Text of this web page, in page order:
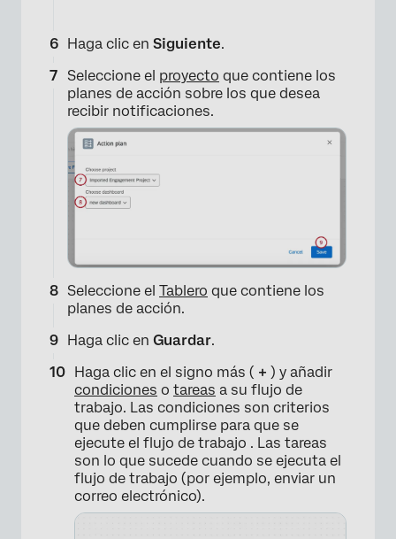
×
Haga clic en Siguiente.
Seleccione el proyecto que contiene los
planes de acción sobre los que desea
recibir notificaciones.
Seleccione el Tablero que contiene los
planes de acción.
Haga clic en Guardar.
Haga clic en el signo más ( + ) y añadir
condiciones o tareas a su flujo de
trabajo. Las condiciones son criterios
que deben cumplirse para que se
ejecute el flujo de trabajo . Las tareas
son lo que sucede cuando se ejecuta el
flujo de trabajo (por ejemplo, enviar un
correo electrónico).